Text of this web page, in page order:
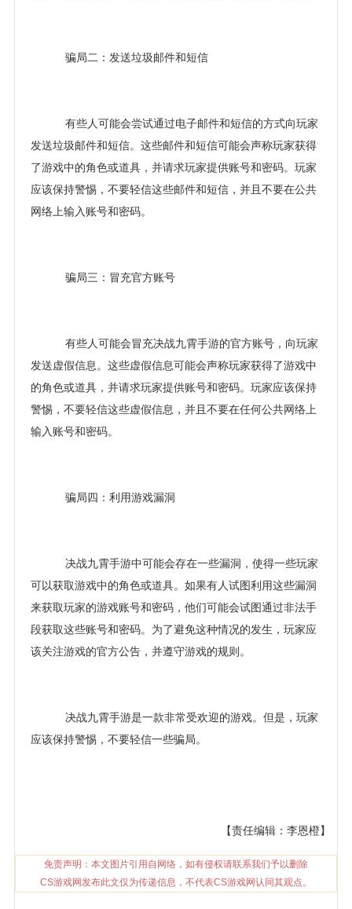
骗局二：发送垃圾邮件和短信
有些人可能会尝试通过电子邮件和短信的方式向玩家
发送垃圾邮件和短信。这些邮件和短信可能会声称玩家获得
了游戏中的角色或道具，并请求玩家提供账号和密码。玩家
应该保持警惕，不要轻信这些邮件和短信，并且不要在公共
网络上输入账号和密码。
骗局三：冒充官方账号
有些人可能会冒充决战九霄手游的官方账号，向玩家
发送虚假信息。这些虚假信息可能会声称玩家获得了游戏中
的角色或道具，并请求玩家提供账号和密码。玩家应该保持
警惕，不要轻信这些虚假信息，并且不要在任何公共网络上
输入账号和密码。
骗局四：利用游戏漏洞
决战九霄手游中可能会存在一些漏洞，使得一些玩家
可以获取游戏中的角色或道具。如果有人试图利用这些漏洞
来获取玩家的游戏账号和密码，他们可能会试图通过非法手
段获取这些账号和密码。为了避免这种情况的发生，玩家应
该关注游戏的官方公告，并遵守游戏的规则。
决战九霄手游是一款非常受欢迎的游戏。但是，玩家
应该保持警惕，不要轻信一些骗局。
【责任编辑：李恩橙】
免责声明：本文图片引用自网络，如有侵权请联系我们予以删除
CS游戏网发布此文仅为传递信息，不代表CS游戏网认同其观点。